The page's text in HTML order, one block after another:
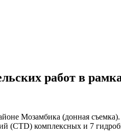
работ в
Мозамбика (донная
(CTD) комплексных и 7